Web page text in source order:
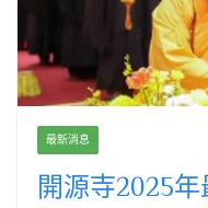
最新消息
開源寺2025